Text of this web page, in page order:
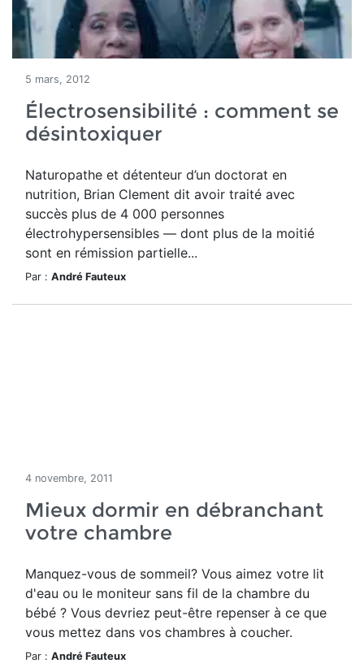
5 mars, 2012
Électrosensibilité : comment se
désintoxiquer
Naturopathe et détenteur d’un doctorat en
nutrition, Brian Clement dit avoir traité avec
succès plus de 4 000 personnes
électrohypersensibles — dont plus de la moitié
sont en rémission partielle...
Par : André Fauteux
4 novembre, 2011
Mieux dormir en débranchant
votre chambre
Manquez-vous de sommeil? Vous aimez votre lit
d'eau ou le moniteur sans fil de la chambre du
bébé ? Vous devriez peut-être repenser à ce que
vous mettez dans vos chambres à coucher.
Par : André Fauteux